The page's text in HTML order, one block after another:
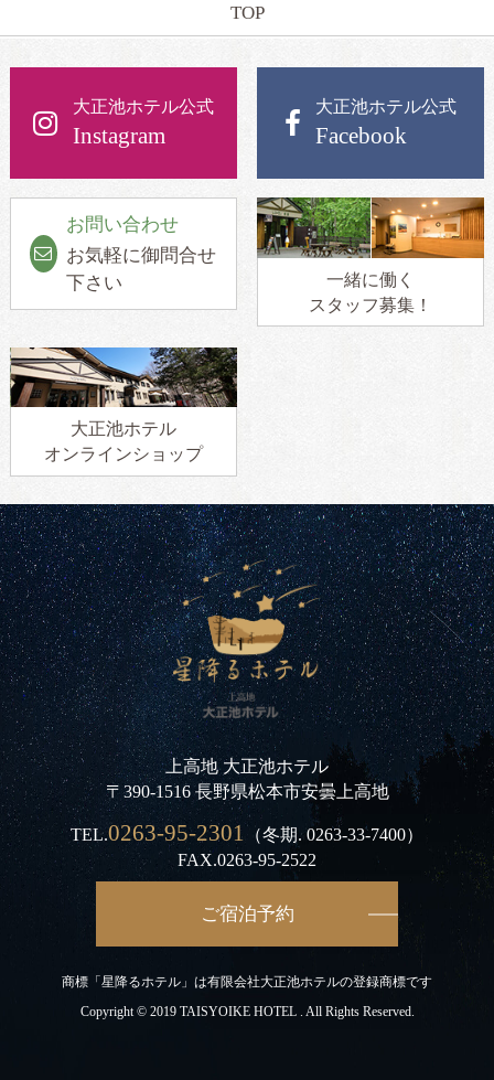
TOP
大正池ホテル公式
Instagram
大正池ホテル公式
Facebook
お問い合わせ
お気軽に御問合せ
下さい
一緒に働く
スタッフ募集！
大正池ホテル
オンラインショップ
上高地 大正池ホテル
〒390-1516 長野県松本市安曇上高地
TEL.0263-95-2301 （冬期.0263-33-7400）
FAX.0263-95-2522
ご宿泊予約
商標「星降るホテル」は有限会社大正池ホテルの登録商標です
Copyright © 2019 TAISYOIKE HOTEL . All Rights Reserved.